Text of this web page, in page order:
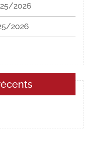
2026
2026